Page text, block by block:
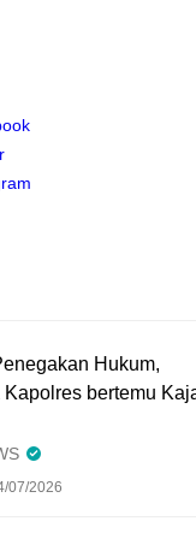
Hukum,
bertemu
07/2026